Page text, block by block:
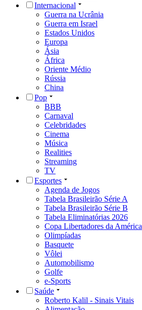
Internacional
Guerra na Ucrânia
Guerra em Israel
Estados Unidos
Europa
Ásia
África
Oriente Médio
Rússia
China
Pop
BBB
Carnaval
Celebridades
Cinema
Música
Realities
Streaming
TV
Esportes
Agenda de Jogos
Tabela Brasileirão Série A
Tabela Brasileirão Série B
Tabela Eliminatórias 2026
Copa Libertadores da América
Olimpíadas
Basquete
Vôlei
Automobilismo
Golfe
e-Sports
Saúde
Roberto Kalil - Sinais Vitais